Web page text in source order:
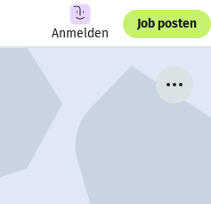
Anmelden
Job posten